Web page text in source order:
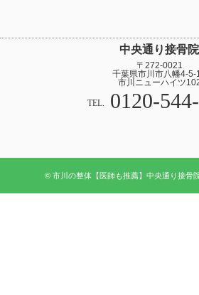
中央通り接骨院
〒272-0021
千葉県市川市八幡4-5-
市川ニューハイツ
TEL. 0120-
© 市川の整体【医師も推薦】中央通り接骨